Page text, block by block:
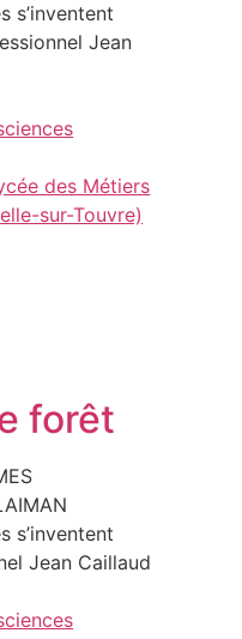
s’inventent
Jean
des Métiers
sur-Touvre)
forêt
s’inventent
Jean Caillaud